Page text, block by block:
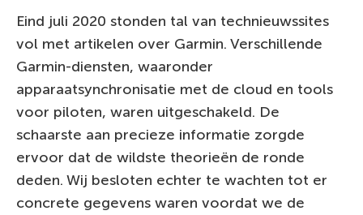
Eind juli 2020 stonden tal van technieuwssites
vol met artikelen over Garmin. Verschillende
Garmin-diensten, waaronder
apparaatsynchronisatie met de cloud en tools
voor piloten, waren uitgeschakeld. De
schaarste aan precieze informatie zorgde
ervoor dat de wildste theorieën de ronde
deden. Wij besloten echter te wachten tot er
concrete gegevens waren voordat we de